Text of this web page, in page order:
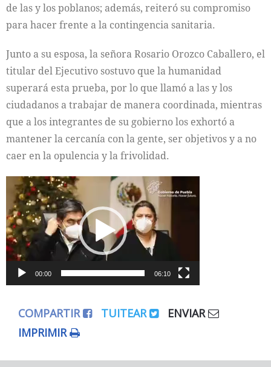
de las y los poblanos; además, reiteró su compromiso
para hacer frente a la contingencia sanitaria.
Junto a su esposa, la señora Rosario Orozco Caballero, el
titular del Ejecutivo sostuvo que la humanidad
superará esta prueba, por lo que llamó a las y los
ciudadanos a trabajar de manera coordinada, mientras
que a los integrantes de su gobierno los exhortó a
mantener la cercanía con la gente, ser objetivos y a no
caer en la opulencia y la frivolidad.
Reproductor
de
vídeo
00:00 06:10
COMPARTIR TUITEAR
ENVIAR
IMPRIMIR